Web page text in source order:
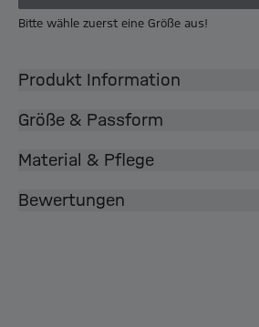
Bitte wähle zuerst eine Größe aus!
Produkt Information
Größe & Passform
Material & Pflege
Bewertungen